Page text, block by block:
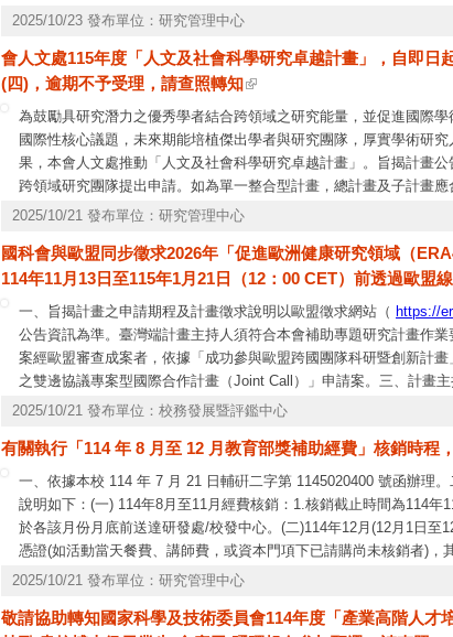
辦理。
2025/10/23 發布單位：研究管理中心
會人文處115年度「人文及社會科學研究卓越計畫」，自即日
(四)，逾期不予受理，請查照轉知
為鼓勵具研究潛力之優秀學者結合跨領域之研究能量，並促進國際
國際性核心議題，未來期能培植傑出學者與研究團隊，厚實學術研
果，本會人文處推動「人文及社會科學研究卓越計畫」。旨揭計畫
跨領域研究團隊提出申請。如為單一整合型計畫，總計畫及子計畫
本會補助專題研究計畫作業要點之規定辦理，申請作業時，請至本
未獲補助案件恕不受理申覆。檢附計畫徵求公告1份，並公布於本會
疑義，請洽人文處袁詠蓁小姐（電話：02-2737-7499；email：
2025/10/21 發布單位：研究管理中心
國科會與歐盟同步徵求2026年「促進歐洲健康研究領域（
114年11月13日至115年1月21日（12：00 CET）前透過歐盟
一、旨揭計畫之申請期程及計畫徵求說明以歐盟徵求網站（ https://
公告資訊為準。臺灣端計畫主持人須符合本會補助專題研究計畫作
案經歐盟審查成案者，依據「成功參與歐盟跨國團隊科研暨創新計
之雙邊協議專案型國際合作計畫（Joint Call）」申請案。三、計畫
以2件為限。四、本公告計畫經費係專款專用，經費補助上限以新臺
線，電話：0800－212－058，（02）2737－7590、7591、7592。
2025/10/21 發布單位：校務發展暨評鑑中心
有關執行「114 年 8 月至 12 月教育部獎補助經費」核銷時程
一、依據本校 114 年 7 月 21 日輔硏二字第 1145020400 號函辦理
說明如下：(一) 114年8月至11月經費核銷：1.核銷截止時間為114
於各該月份月底前送達研發處/校發中心。(二)114年12月(12月1日
憑證(如活動當天餐費、講師費，或資本門項下已請購尚未核銷者)
於114年11月28日(五)PM4:30前，提交本申請表至研發處∕校發中心
至研發處。4.當年度因逾期未完成核銷案件，將退還請各單位自行
2025/10/21 發布單位：研究管理中心
敬請協助轉知國家科學及技術委員會114年度「產業高階人